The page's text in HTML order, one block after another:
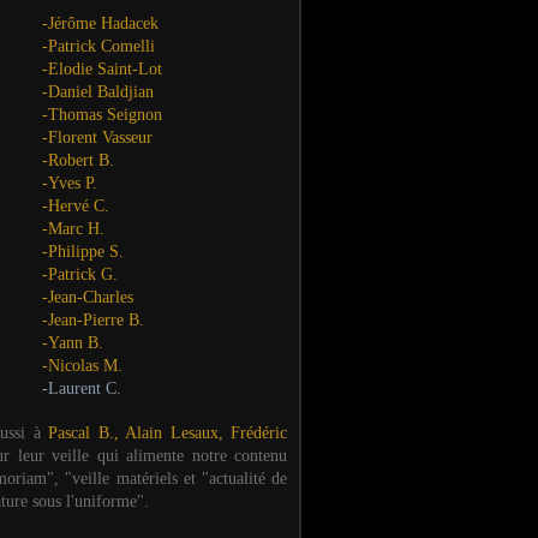
-Jérôme Hadacek
-Patrick Comelli
-Elodie Saint-Lot
-Daniel Baldjian
-Thomas Seignon
-Florent Vasseur
-Robert B.
-Yves P.
-Hervé C.
-Marc H.
-Philippe S.
-Patrick G.
-Jean-Charles
-Jean-Pierre B.
-Yann B.
-Nicolas M.
-Laurent C.
àPascal B., Alain Lesaux, Frédéric
leur veille qui alimente notre contenu
"veille matériels et "actualité de
sous l'uniforme".